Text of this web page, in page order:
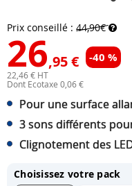
Prix conseillé : 44,90€
26,95 € -40 %
22,46 € HT
Dont Ecotaxe 0,06 €
Pour une surface
3 sons différents
Clignotement des
Choisissez votre pack